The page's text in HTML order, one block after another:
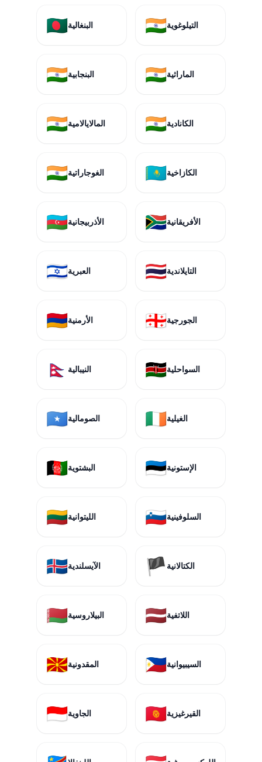
🇧🇩البنغالية 🇮🇳التيلوغوية
🇮🇳البنجابية 🇮🇳الماراثية
🇮🇳المالايالامية 🇮🇳الكانادية
🇮🇳الغوجاراتية 🇰🇿الكازاخية
🇦🇿الأذربيجانية 🇿🇦الأفريقانية
🇮🇱العبرية 🇹🇭التايلاندية
🇦🇲الأرمنية 🇬🇪الجورجية
🇳🇵 النيبالية 🇰🇪السواحلية
🇸🇴الصومالية 🇮🇪الغيلية
🇦🇫البشتوية 🇪🇪الإستونية
🇱🇹الليتوانية 🇸🇮السلوفينية
🇮🇸الآيسلندية 🏴 الكتالانية
🇧🇾البيلاروسية 🇱🇻اللاتفية
🇲🇰المقدونية 🇵🇭السيبيوانية
🇮🇩الجاوية 🇰🇬القيرغيزية